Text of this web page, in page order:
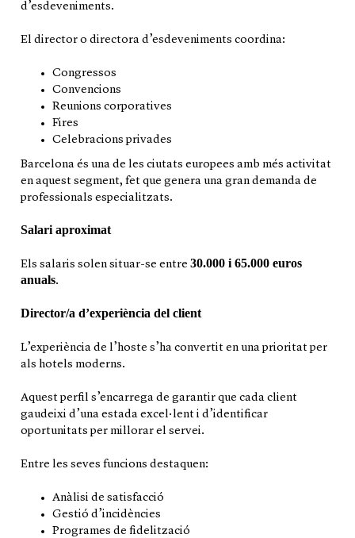
d’esdeveniments.
El director o directora d’esdeveniments coordina:
Congressos
Convencions
Reunions corporatives
Fires
Celebracions privades
Barcelona és una de les ciutats europees amb més activitat
en aquest segment, fet que genera una gran demanda de
professionals especialitzats.
Salari aproximat
Els salaris solen situar-se entre 30.000 i 65.000 euros
anuals.
Director/a d’experiència del client
L’experiència de l’hoste s’ha convertit en una prioritat per
als hotels moderns.
Aquest perfil s’encarrega de garantir que cada client
gaudeixi d’una estada excel·lent i d’identificar
oportunitats per millorar el servei.
Entre les seves funcions destaquen:
Anàlisi de satisfacció
Gestió d’incidències
Programes de fidelització